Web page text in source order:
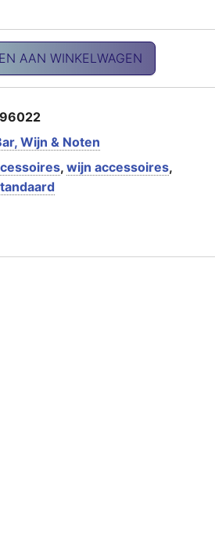
aantal
AAN WINKELWAGEN
Wijn & Noten
, wijn accessoires,